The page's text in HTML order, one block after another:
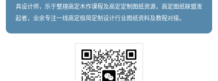
具设计师，乐于整理高定木作课程及高定定制图纸资源，高定图纸联盟发
起者，业余专注一线高定极简定制设计行业图纸资料及教程对接。